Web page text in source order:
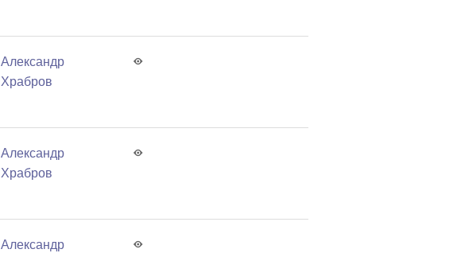
Александр
Храбров
Александр
Храбров
Александр